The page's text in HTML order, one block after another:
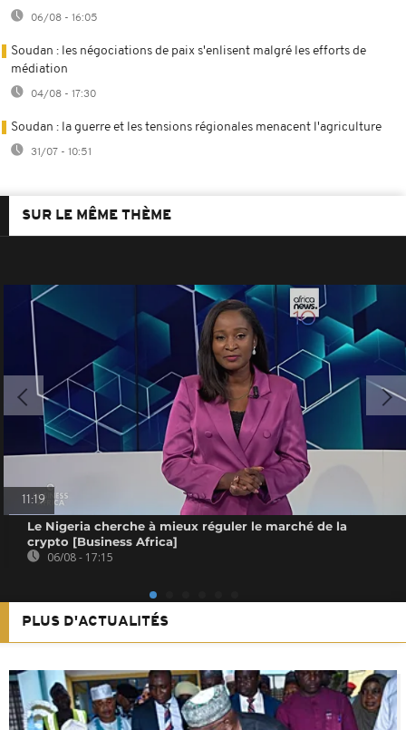
06/08 - 16:05
Soudan : les négociations de paix s'enlisent malgré les efforts de
médiation
04/08 - 17:30
Soudan : la guerre et les tensions régionales menacent l'agriculture
31/07 - 10:51
SUR LE MÊME THÈME
11:19
Le Nigeria cherche à mieux réguler le marché de la
crypto [Business Africa]
06/08 - 17:15
PLUS D'ACTUALITÉS